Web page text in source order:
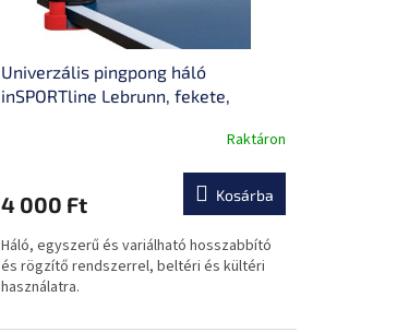
Univerzális pingpong háló
inSPORTline Lebrunn, fekete,
könnyen meghosszabbíthatóRaktáron
4 000 Ft Kosárba
Háló, egyszerű és variálható hosszabbító
és rögzítő rendszerrel, beltéri és kültéri
használatra.